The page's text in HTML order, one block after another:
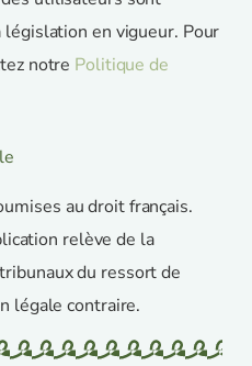
en vigueur. Pour
notre Politique de
au droit français.
relève de la
du ressort de
légale contraire.